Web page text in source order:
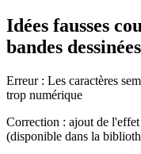
Idées fausses
bandes dessinées
Erreur : Les caractères
trop numérique
Correction : ajout de
(disponible dans la